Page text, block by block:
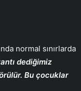
normal sınırlarda
dediğimiz
Bu çocuklar